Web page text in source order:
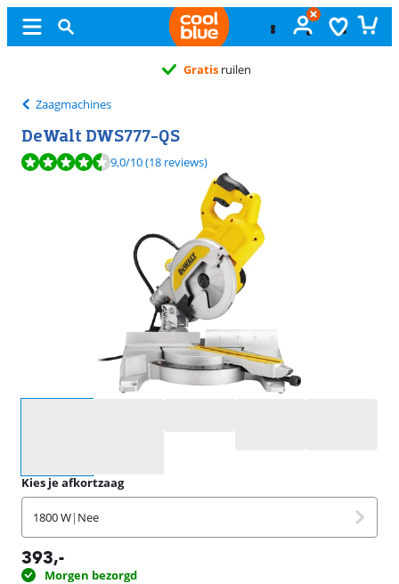
Gratis ruilen
Zaagmachines
DeWalt DWS777-QS
Beoordeling is 9,0 van de 10, gebaseerd op 18 reviews.
9,0/10(18 reviews)
Kies je afkortzaag
1800 W| Nee
393,-
Morgen bezorgd